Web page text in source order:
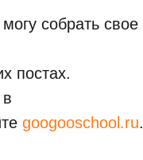
собрать свое
постах.
googooschool.ru.